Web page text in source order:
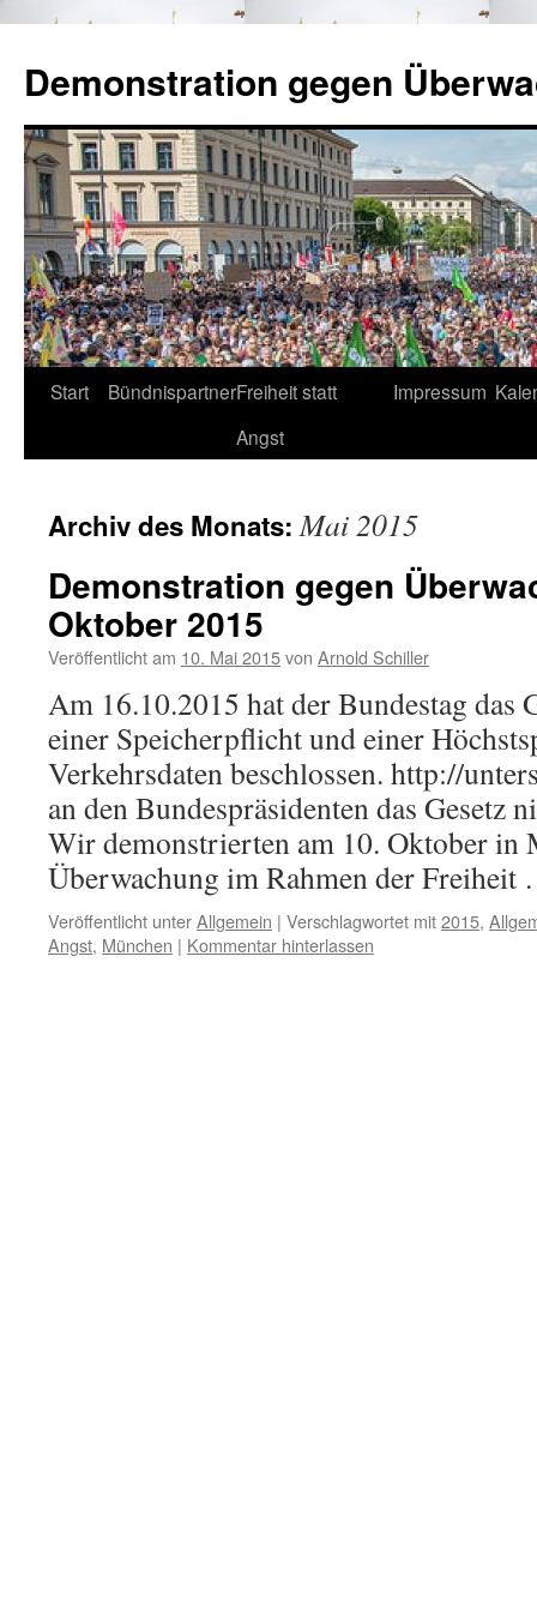
springen
Demonstration gegen
Start BündnispartnerFreiheit statt
Angst
Impressum
Archiv des Monats:Mai 2015
Demonstration gegen
Oktober 2015
Veröffentlicht am 10. Mai 2015von Arnold Schiller
Am 16.10.2015 hat der Bundestag das
einer Speicherpflicht und einer
Verkehrsdaten beschlossen. http://
an den Bundespräsidenten das Gesetz
Wir demonstrierten am 10. Oktober in
Überwachung im Rahmen der
Veröffentlicht unterAllgemein | Verschlagwortet mit2015,
Angst, München | Kommentar hinterlassen